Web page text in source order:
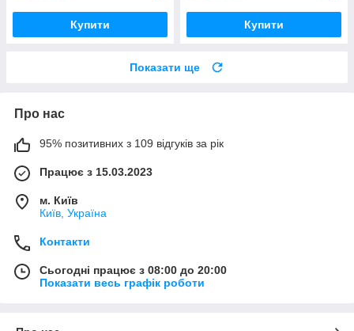
Купити Купити
Показати ще
Про нас
95% позитивних з 109 відгуків за рік
Працює з 15.03.2023
м. Київ
Київ, Україна
Контакти
Сьогодні працює з 08:00 до 20:00
Показати весь графік роботи